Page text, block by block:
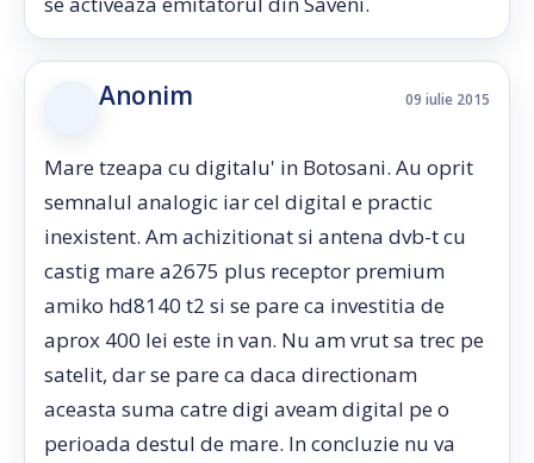
Anonim 09 iulie 2015
Mare tzeapa cu digitalu' in Botosani. Au oprit
semnalul analogic iar cel digital e practic
inexistent. Am achizitionat si antena dvb-t cu
castig mare a2675 plus receptor premium
amiko hd8140 t2 si se pare ca investitia de
aprox 400 lei este in van. Nu am vrut sa trec pe
satelit, dar se pare ca daca directionam
aceasta suma catre digi aveam digital pe o
perioada destul de mare. In concluzie nu va